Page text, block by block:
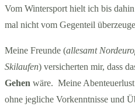
Vom Wintersport hielt ich bis
mal nicht vom Gegenteil
Meine Freunde (allesamt
Skilaufen) versicherten mir, dass
Gehen wäre. Meine
ohne jegliche Vorkenntnisse und